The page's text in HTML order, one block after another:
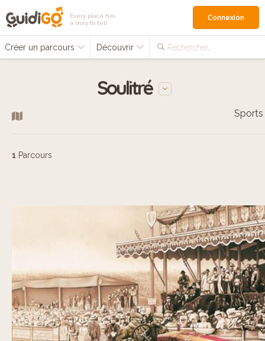
Every place has
a story to tell
Créer un parcours Découvrir Rechercher…
Connexion
Soulitré
Sports
1 Parcours